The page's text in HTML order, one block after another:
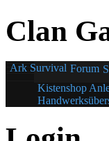
Clan
Ark Survival Forum
Kistenshop